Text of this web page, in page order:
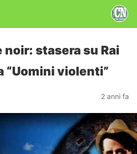
noir: stasera su Rai
“Uomini violenti”
2 anni fa